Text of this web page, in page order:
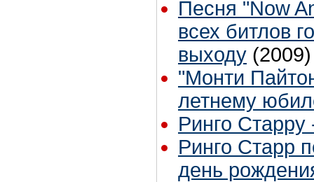
Песня "Now
всех битлов
выходу (2009)
"Монти
летнему
Ринго Старру
Ринго Старр
день